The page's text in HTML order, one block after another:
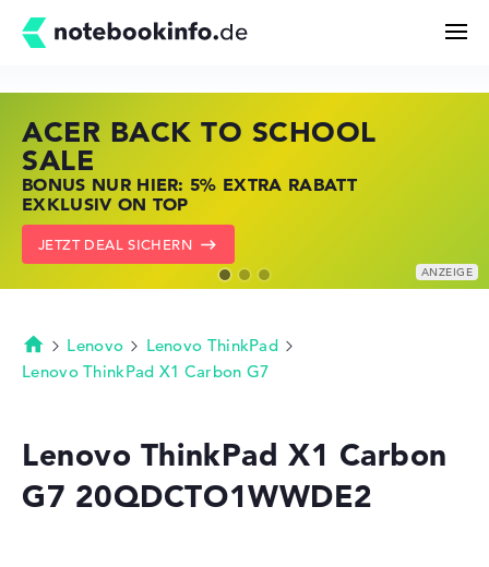
Kaufberatung
Technik & Wissen
Merkzettel
ACER BACK TO SCHOOL
SALE
BONUS NUR HIER: 5% EXTRA RABATT
EXKLUSIV ON TOP
JETZT DEAL SICHERN
HP STORE SSV DEALS
JETZT ZUGREIFEN: NOTEBOOKS BEI HP
KRÄFTIG REDUZIERT
ZU DEN HP ANGEBOTEN
LENOVO LAPTOP DEALS
NOTEBOOKS BEI LENOVO JETZT
KRÄFTIG REDUZIERT
LENOVO DEALS ZEIGEN
Startseite
Lenovo
Lenovo ThinkPad
Lenovo ThinkPad X1 Carbon G7
Lenovo ThinkPad X1 Carbon
G7 20QDCTO1WWDE2